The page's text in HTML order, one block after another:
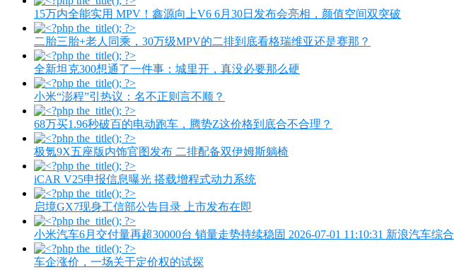
15万内全能实用 MPV！鑫源向上V6 6月30日发布会亮相，颜值空间双突破
二胎三胎+老人同乘，30万级MPV的二排到底看格瑞维亚还是赛那？
全新坦克300想通了一件事：城里开，真没必要那么硬
小米“澎程”引热议：名不正则言不顺？
68万买1.96秒破百的电动跑车，腾势Z这价格到底合不合理？
极氪9X五座版内饰官图发布 二排配备双伊姆斯躺椅
iCAR V25申报信息曝光 搭载增程式动力系统
启境GX7现身工信部公告目录 上市发布在即
小米汽车6月交付量再超30000台 销量走势持续稳固 2026-07-01 11:10:31 新浪汽车综合
车企涨价，一场关于定价权的试探